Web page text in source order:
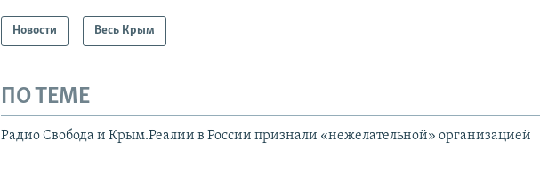
Новости Весь Крым
ПО ТЕМЕ
Радио Свобода и Крым.Реалии в России признали «нежелательной» организацией